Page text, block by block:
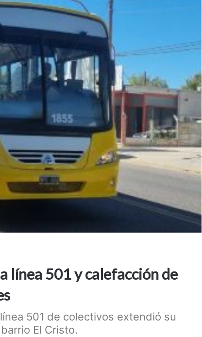
línea 501 y calefacción de
501 de colectivos extendió su
El Cristo.